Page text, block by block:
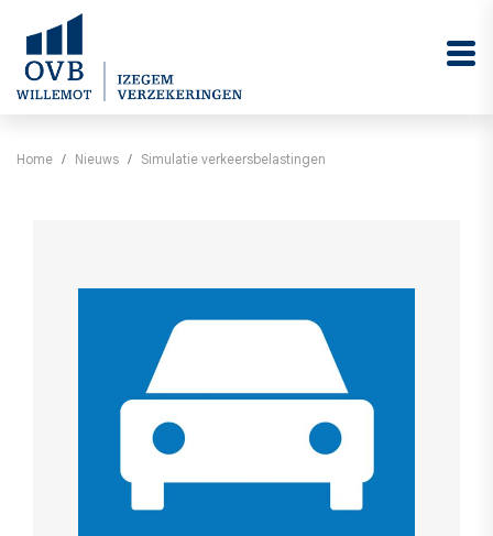
Home Nieuws Simulatie verkeersbelastingen